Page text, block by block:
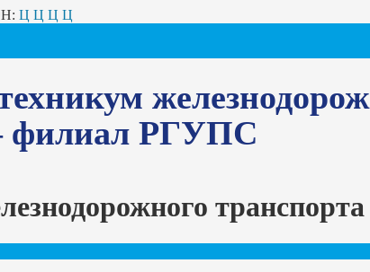
Ц Ц Ц Ц
филиал РГУПС